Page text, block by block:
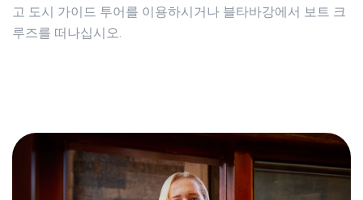
고 도시 가이드 투어를 이용하시거나 블타바강에서 보트 크
루즈를 떠나십시오.